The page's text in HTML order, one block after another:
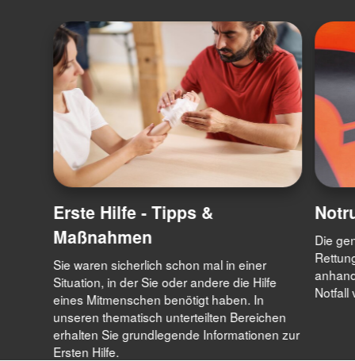
Erste Hilfe - Tipps &
Maßnahmen
Sie waren sicherlich schon mal in einer
Situation, in der Sie oder andere die Hilfe
eines Mitmenschen benötigt haben. In
unseren thematisch unterteilten Bereichen
erhalten Sie grundlegende Informationen zur
Ersten Hilfe.
Die
Notfall